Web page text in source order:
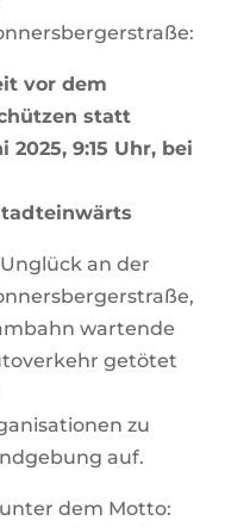
vor dem
statt
2025, 9:15 Uhr, bei
an der
wartende
getötet
zu
auf.
dem Motto: